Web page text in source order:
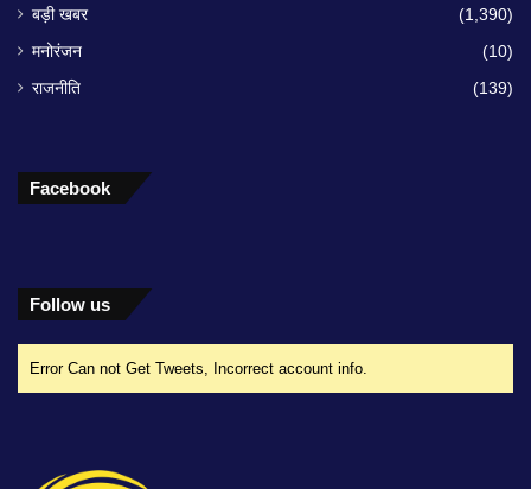
बड़ी खबर (1,390)
मनोरंजन (10)
राजनीति (139)
Facebook
Follow us
Error Can not Get Tweets, Incorrect account info.